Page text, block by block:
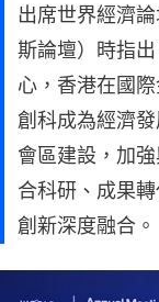
出席世界經濟
斯論壇）時指
心，香港在國
創科成為經濟
會區建設，加
合科研、成果
創新深度融合。